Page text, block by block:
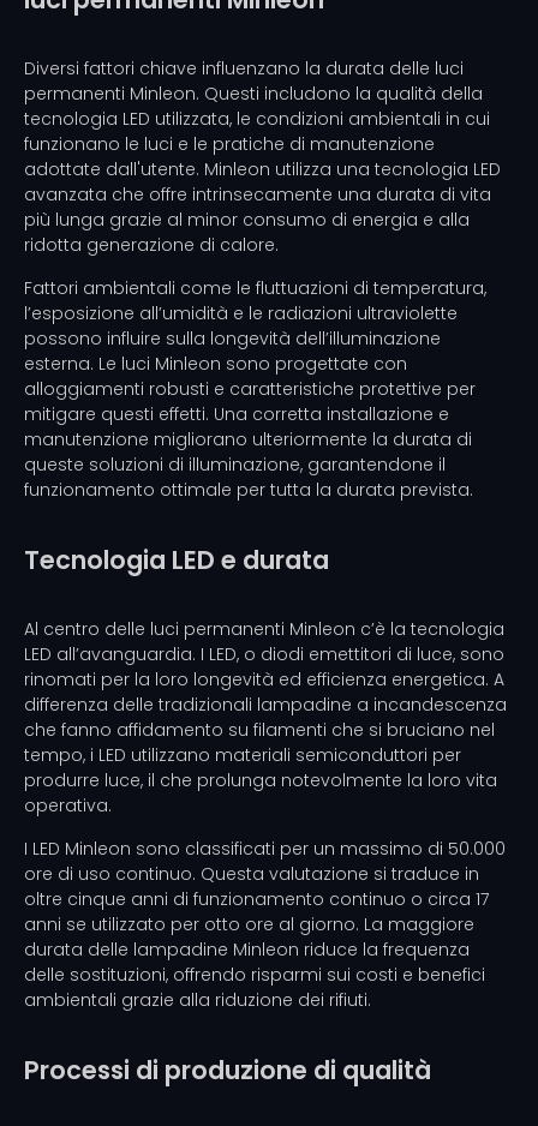
Diversi fattori chiave influenzano la durata delle luci
permanenti Minleon. Questi includono la qualità della
tecnologia LED utilizzata, le condizioni ambientali in cui
funzionano le luci e le pratiche di manutenzione
adottate dall'utente. Minleon utilizza una tecnologia LED
avanzata che offre intrinsecamente una durata di vita
più lunga grazie al minor consumo di energia e alla
ridotta generazione di calore.
Fattori ambientali come le fluttuazioni di temperatura,
l’esposizione all’umidità e le radiazioni ultraviolette
possono influire sulla longevità dell’illuminazione
esterna. Le luci Minleon sono progettate con
alloggiamenti robusti e caratteristiche protettive per
mitigare questi effetti. Una corretta installazione e
manutenzione migliorano ulteriormente la durata di
queste soluzioni di illuminazione, garantendone il
funzionamento ottimale per tutta la durata prevista.
Tecnologia LED e durata
Al centro delle luci permanenti Minleon c’è la tecnologia
LED all’avanguardia. I LED, o diodi emettitori di luce, sono
rinomati per la loro longevità ed efficienza energetica. A
differenza delle tradizionali lampadine a incandescenza
che fanno affidamento su filamenti che si bruciano nel
tempo, i LED utilizzano materiali semiconduttori per
produrre luce, il che prolunga notevolmente la loro vita
operativa.
I LED Minleon sono classificati per un massimo di 50.000
ore di uso continuo. Questa valutazione si traduce in
oltre cinque anni di funzionamento continuo o circa 17
anni se utilizzato per otto ore al giorno. La maggiore
durata delle lampadine Minleon riduce la frequenza
delle sostituzioni, offrendo risparmi sui costi e benefici
ambientali grazie alla riduzione dei rifiuti.
Processi di produzione di qualità